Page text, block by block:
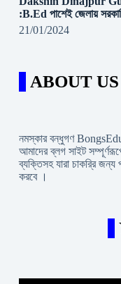
:B.Ed পাশেই জেলায়
21/01/2024
ABOUT US
নমস্কার বন্ধুগণ
আমাদের ব্লগ সাইট সম্পূর্ণরূপে
ব্যক্তিসহ যারা চাকরি্র জন্য
করবে ।